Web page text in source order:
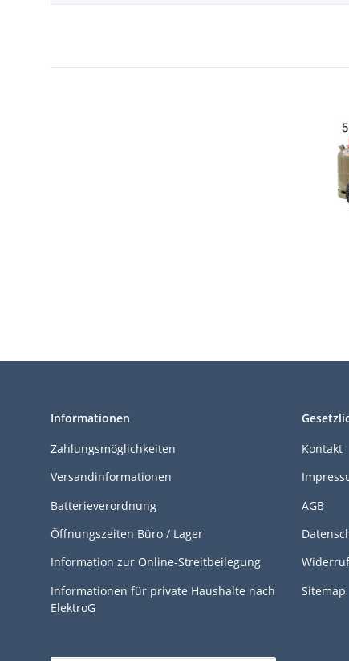
Informationen
Zahlungsmöglichkeiten
Versandinformationen
Batterieverordnung
Öffnungszeiten Büro / Lager
Information zur Online-Streitbeilegung
Informationen für private Haushalte nach
ElektroG
Kontakt
AGB
Sitemap